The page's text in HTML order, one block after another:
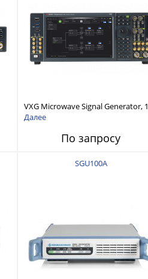
VXG Microwave Signal Generator, 1
MHz – 44 GHz
Далее
По запросу
SGU100A